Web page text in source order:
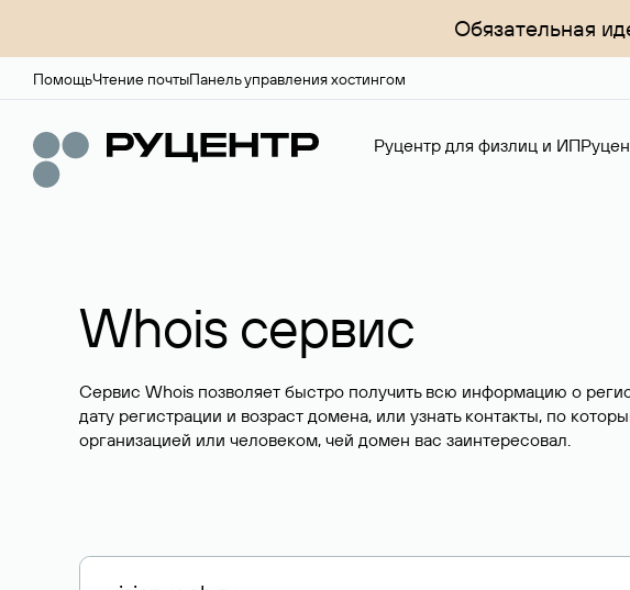
Обязательная
ПомощьЧтение почтыПанель управления хостингом
Руцентр для физлиц и ИП
Whois сервис
Сервис Whois позволяет быстро получить всю информацию о
дату регистрации и возраст домена, или узнать контакты, по
организацией или человеком, чей домен вас заинтересовал.